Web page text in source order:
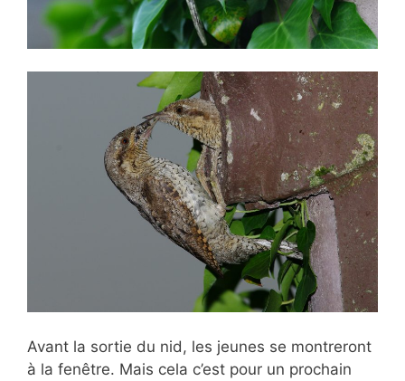
Avant la sortie du nid, les jeunes se montreront
à la fenêtre. Mais cela c’est pour un prochain